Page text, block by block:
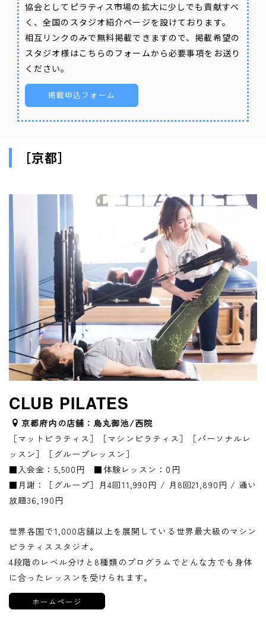
協会としてピラティス市場の拡大に少しでも貢献すべ
く、全国のスタジオ紹介ページを設けております。
相互リンクのみで無料掲載できますので、掲載希望の
スタジオ様はこちらのフォームから必要事項をお送り
ください。
掲載申込フォーム
［京都］
CLUB PILATES
京都府内の店舗：烏丸御池/西院
［マットピラティス］［マシンピラティス］［パーソナルレ
ッスン］［グループレッスン］
■入会金：5,500円 ■体験レッスン：0円
■月謝：［グループ］月4回11,990円 / 月8回21,890円 / 通い
放題36,190円
世界各国で1,000店舗以上を展開している世界最大級のマシン
ピラティススタジオ。
4段階のレベル分けと8種類のプログラムでどんな方でも身体
に合ったレッスンを受けられます。
ホームページ